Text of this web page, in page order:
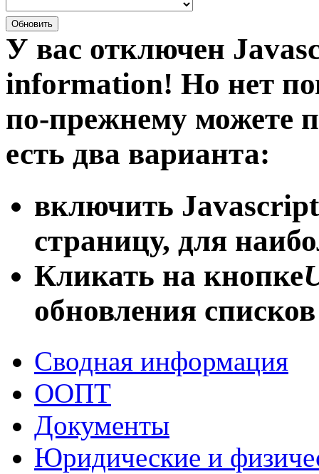
У вас отключен
information! Но нет
по-прежнему можете
есть два варианта:
включить Javascript
страницу, для
Кликать на кнопке
обновления
Сводная информация
ООПТ
Документы
Юридические и